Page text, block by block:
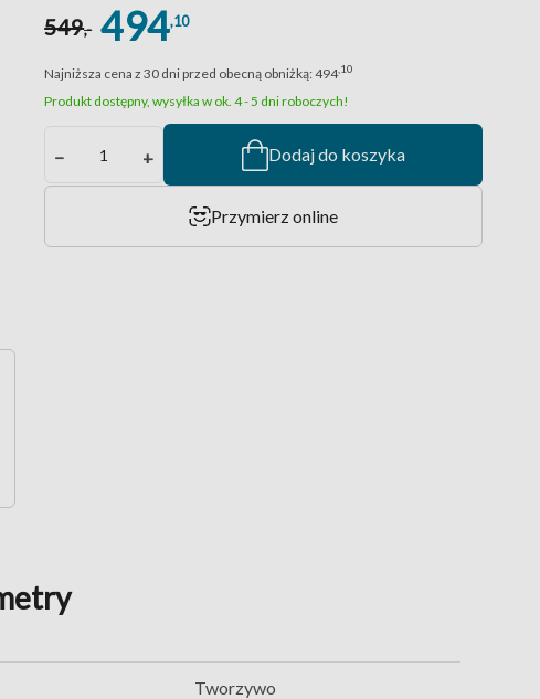
549,- 494,10
Najniższa cena z 30 dni przed obecną obniżką:494 ,10
Produkt dostępny, wysyłka w ok. 4 - 5 dni roboczych!
− + Dodaj do koszyka
Przymierz online
Tworzywo